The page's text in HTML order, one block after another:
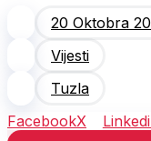
20 Oktobra
Vijesti
Tuzla
FacebookX